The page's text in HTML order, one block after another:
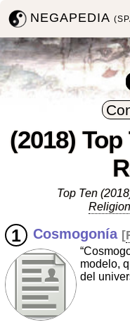
NEGAPEDIA
(2018)
Top Ten
Cosmogonía [
modelo,
del